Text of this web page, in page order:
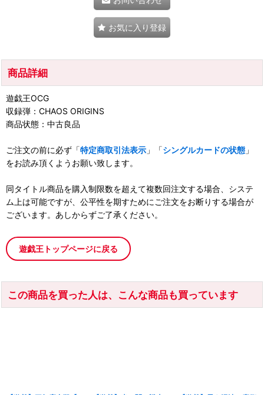
お気に入り登録
商品詳細
遊戯王OCG
収録弾：CHAOS ORIGINS
商品状態：中古良品
ご注文の前に必ず「特定商取引法表示 」「シングルカードの状態 」
をお読み頂くようお願い致します。
同タイトル商品を購入制限数を超えて複数回注文する場合、システ
ム上は可能ですが、公平性を期すためにご注文をお断りする場合が
ございます。あしからずご了承ください。
遊戯王トップページに戻る
この商品を買った人は、こんな商品も買っています